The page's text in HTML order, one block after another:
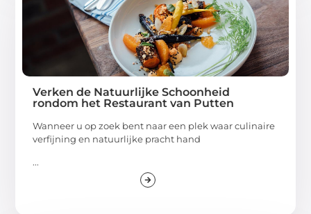
Verken de Natuurlijke Schoonheid
rondom het Restaurant van Putten
Wanneer u op zoek bent naar een plek waar culinaire
verfijning en natuurlijke pracht hand
...